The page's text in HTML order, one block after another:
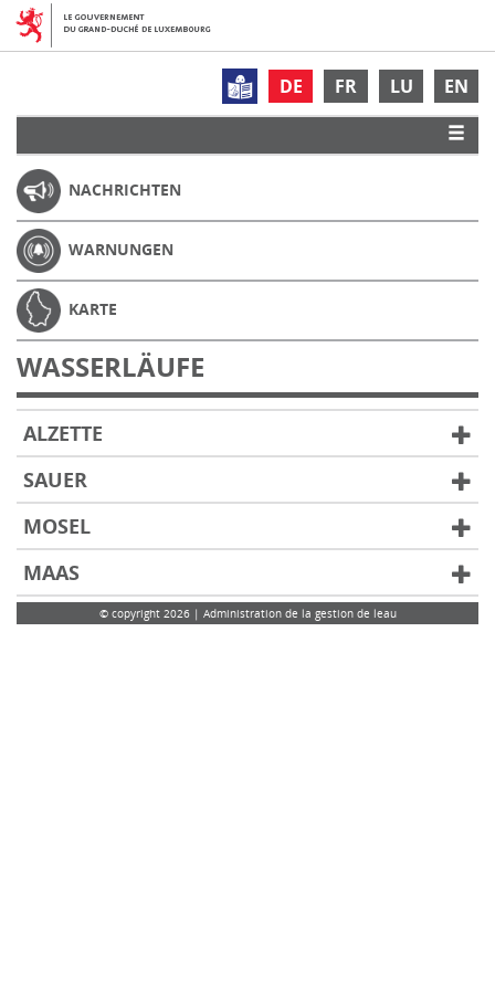
DE FR LU EN
NACHRICHTEN
WARNUNGEN
KARTE
WASSERLÄUFE
ALZETTE
SAUER
MOSEL
MAAS
© copyright 2026 | Administration de la gestion de leau